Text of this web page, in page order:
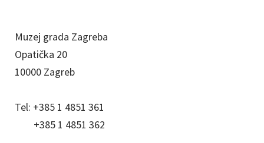
Muzej grada Zagreba
Opatička 20
10000 Zagreb
Tel: +385 1 4851 361
+385 1 4851 362